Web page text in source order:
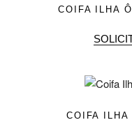
COIFA ILHA
COIFA ILHA